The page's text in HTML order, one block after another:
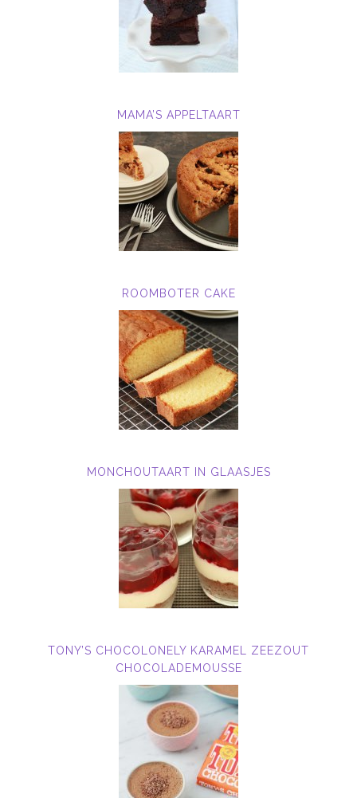
MAMA’S APPELTAART
ROOMBOTER CAKE
MONCHOUTAART IN GLAASJES
TONY’S CHOCOLONELY KARAMEL ZEEZOUT
CHOCOLADEMOUSSE